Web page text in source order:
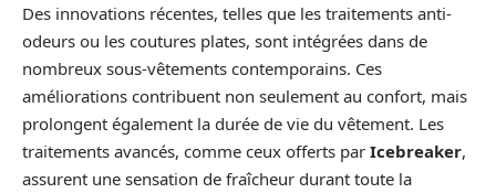
Des innovations récentes, telles que les traitements anti-
odeurs ou les coutures plates, sont intégrées dans de
nombreux sous-vêtements contemporains. Ces
améliorations contribuent non seulement au confort, mais
prolongent également la durée de vie du vêtement. Les
traitements avancés, comme ceux offerts par Icebreaker,
assurent une sensation de fraîcheur durant toute la